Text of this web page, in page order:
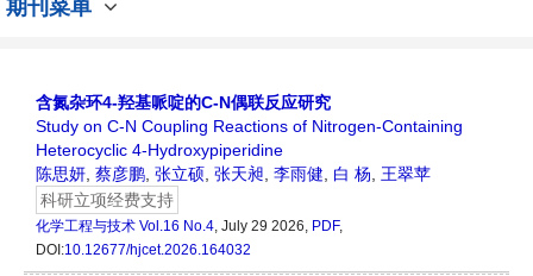
期刊菜单
含氮杂环4-羟基哌啶的C-N偶联反应研究
Study on C-N Coupling Reactions of Nitrogen-Containing
Heterocyclic 4-Hydroxypiperidine
陈思妍, 蔡彦鹏, 张立硕, 张天昶, 李雨健, 白 杨, 王翠苹
科研立项经费支持
化学工程与技术 Vol.16 No.4, July 29 2026, PDF,
DOI:10.12677/hjcet.2026.164032